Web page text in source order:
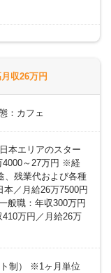
収26万円
：カフェ
本エリアのスター
4000～27万円 ※経
、残業代および各種
／月給26万7500円
般職：年収300万円
万円／月給26万
制） ※1ヶ月単位